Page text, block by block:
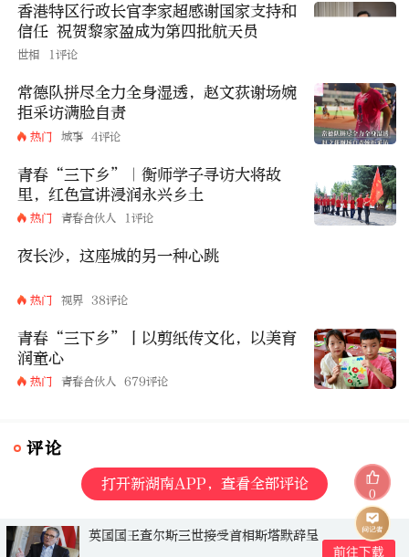
香港特区行政长官李家超感谢国家支持和
信任 祝贺黎家盈成为第四批航天员
世相 1评论
常德队拼尽全力全身湿透，赵文荻谢场婉
拒采访满脸自责
热门 城事 4评论
青春“三下乡”｜衡师学子寻访大将故
里，红色宣讲浸润永兴乡土
热门 青春合伙人 1评论
夜长沙，这座城的另一种心跳
热门 视界 38评论
青春“三下乡”丨以剪纸传文化，以美育
润童心
热门 青春合伙人 679评论
评论
打开新湖南APP，查看全部评论
英国国王查尔斯三世接受首相斯塔默辞呈
0